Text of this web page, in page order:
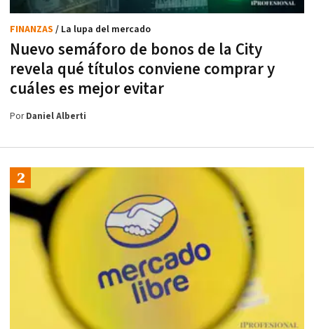
Nuevo semáforo de bonos de la City
revela qué títulos conviene comprar y
cuáles es mejor evitar
FINANZAS / La lupa del mercado
PorDaniel Alberti